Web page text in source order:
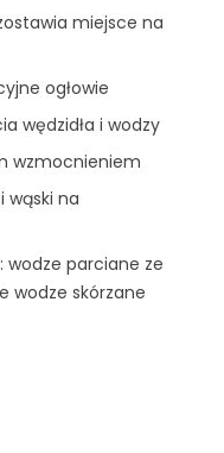
miejsce na
ogłowie
wędzidła i wodzy
wzmocnieniem
wąski na
wodze parciane ze
wodze skórzane